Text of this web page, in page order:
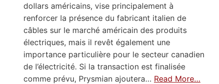
dollars américains, vise principalement à
renforcer la présence du fabricant italien de
câbles sur le marché américain des produits
électriques, mais il revêt également une
importance particulière pour le secteur canadien
de l’électricité. Si la transaction est finalisée
comme prévu, Prysmian ajoutera… Read More…